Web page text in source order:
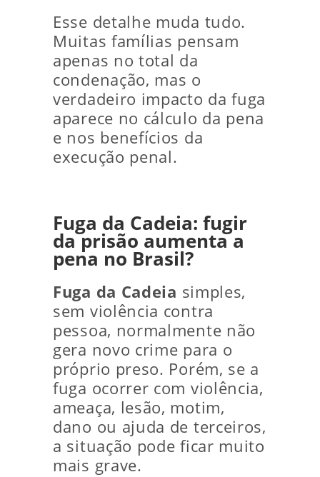
Esse detalhe muda tudo.
Muitas famílias pensam
apenas no total da
condenação, mas o
verdadeiro impacto da fuga
aparece no cálculo da pena
e nos benefícios da
execução penal.
Fuga da Cadeia: fugir
da prisão aumenta a
pena no Brasil?
Fuga da Cadeia simples,
sem violência contra
pessoa, normalmente não
gera novo crime para o
próprio preso. Porém, se a
fuga ocorrer com violência,
ameaça, lesão, motim,
dano ou ajuda de terceiros,
a situação pode ficar muito
mais grave.